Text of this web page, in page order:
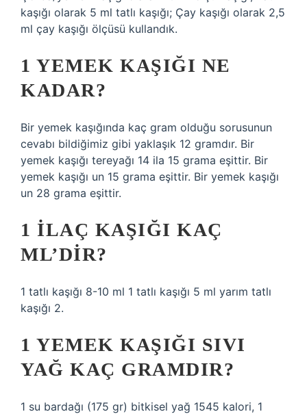
kaşığı olarak 5 ml tatlı kaşığı; Çay kaşığı olarak 2,5
ml çay kaşığı ölçüsü kullandık.
1 YEMEK KAŞIĞI NE
KADAR?
Bir yemek kaşığında kaç gram olduğu sorusunun
cevabı bildiğimiz gibi yaklaşık 12 gramdır. Bir
yemek kaşığı tereyağı 14 ila 15 grama eşittir. Bir
yemek kaşığı un 15 grama eşittir. Bir yemek kaşığı
un 28 grama eşittir.
1 ILAÇ KAŞIĞI KAÇ
ML’DIR?
1 tatlı kaşığı 8-10 ml 1 tatlı kaşığı 5 ml yarım tatlı
kaşığı 2.
1 YEMEK KAŞIĞI SIVI
YAĞ KAÇ GRAMDIR?
1 su bardağı (175 gr) bitkisel yağ 1545 kalori, 1